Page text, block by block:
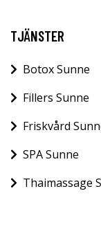
TJÄNSTER
Botox Sunne
Fillers Sunne
Friskvård
SPA Sunne
Thaimassage